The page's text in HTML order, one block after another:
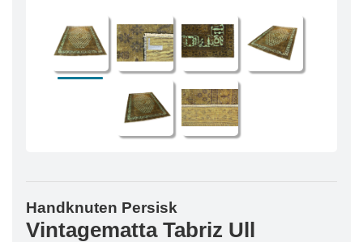
Handknuten Persisk
Vintagematta Tabriz Ull